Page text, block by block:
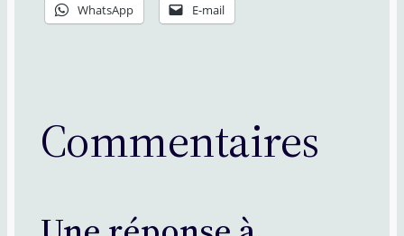
WhatsApp E-mail
Commentaires